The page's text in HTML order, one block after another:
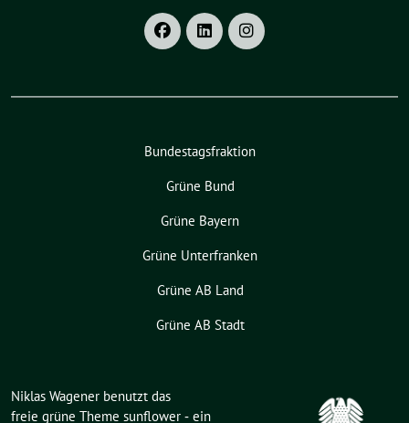
Bundestagsfraktion
Grüne Bund
Grüne Bayern
Grüne Unterfranken
Grüne AB Land
Grüne AB Stadt
Niklas Wagener benutzt das
freie grüne Theme sunflower ‐ ein